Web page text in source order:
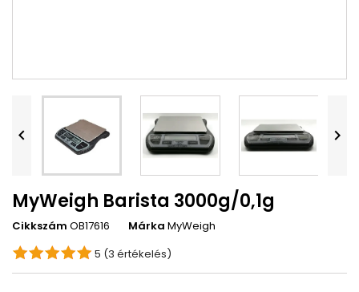
 
MyWeigh Barista 3000g/0,1g
Cikkszám OB17616 Márka MyWeigh
5 (3 értékelés)